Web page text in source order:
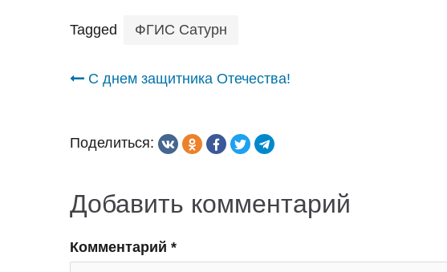
Tagged ФГИС Сатурн
Навигация
записям
С днем защитника Отечества!
Поделиться:
Добавить комментарий
Комментарий *